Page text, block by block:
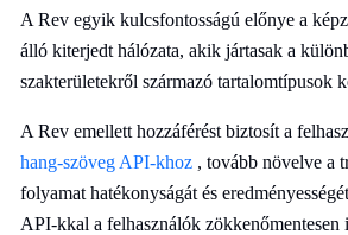
A Rev egyik kulcsfontosságú előnye a
álló kiterjedt hálózata, akik jártasak a
szakterületekről származó tartalomtípusok
A Rev emellett hozzáférést biztosít a
hang-szöveg API-khoz , tovább növelve a
folyamat hatékonyságát és
API-kkal a felhasználók zökkenőmentesen